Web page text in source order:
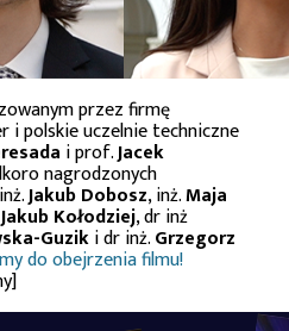
przez firmę
i polskie uczelnie techniczne
i prof.Jacek
nagrodzonych
Jakub Dobosz, inż.Maja
Jakub Kołodziej, dr inż
Guziki dr inż.Grzegorz
do obejrzenia filmu!